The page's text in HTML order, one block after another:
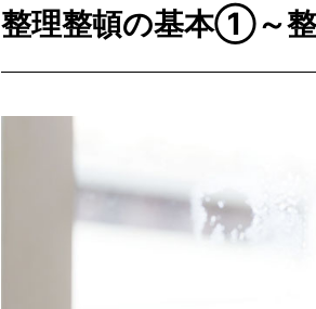
整理整頓の基本①～